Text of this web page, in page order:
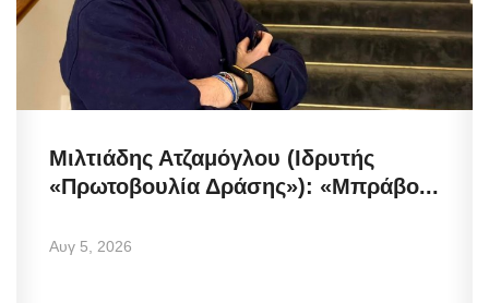
Μιλτιάδης Ατζαμόγλου (Ιδρυτής
«Πρωτοβουλία Δράσης»): «Μπράβο...
Αυγ 5, 2026